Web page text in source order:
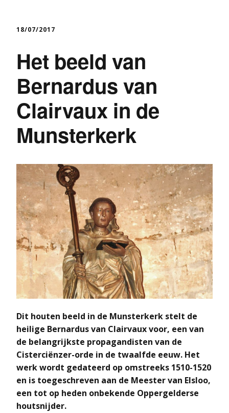
18/07/2017
Het beeld van
Bernardus van
Clairvaux in de
Munsterkerk
Dit houten beeld in de Munsterkerk stelt de
heilige Bernardus van Clairvaux voor, een van
de belangrijkste propagandisten van de
Cisterciënzer-orde in de twaalfde eeuw. Het
werk wordt gedateerd op omstreeks 1510-1520
en is toegeschreven aan de Meester van Elsloo,
een tot op heden onbekende Oppergelderse
houtsnijder.